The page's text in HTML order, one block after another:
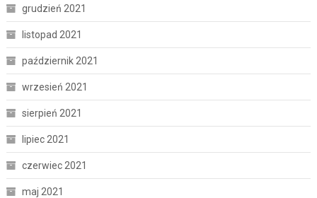
grudzień 2021
listopad 2021
październik 2021
wrzesień 2021
sierpień 2021
lipiec 2021
czerwiec 2021
maj 2021